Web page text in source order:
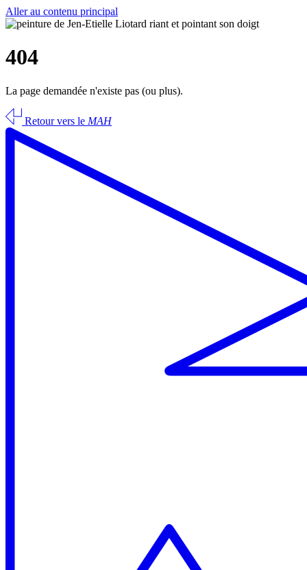
Aller au contenu principal
404
La page demandée n'existe pas (ou plus).
Retour vers le MAH